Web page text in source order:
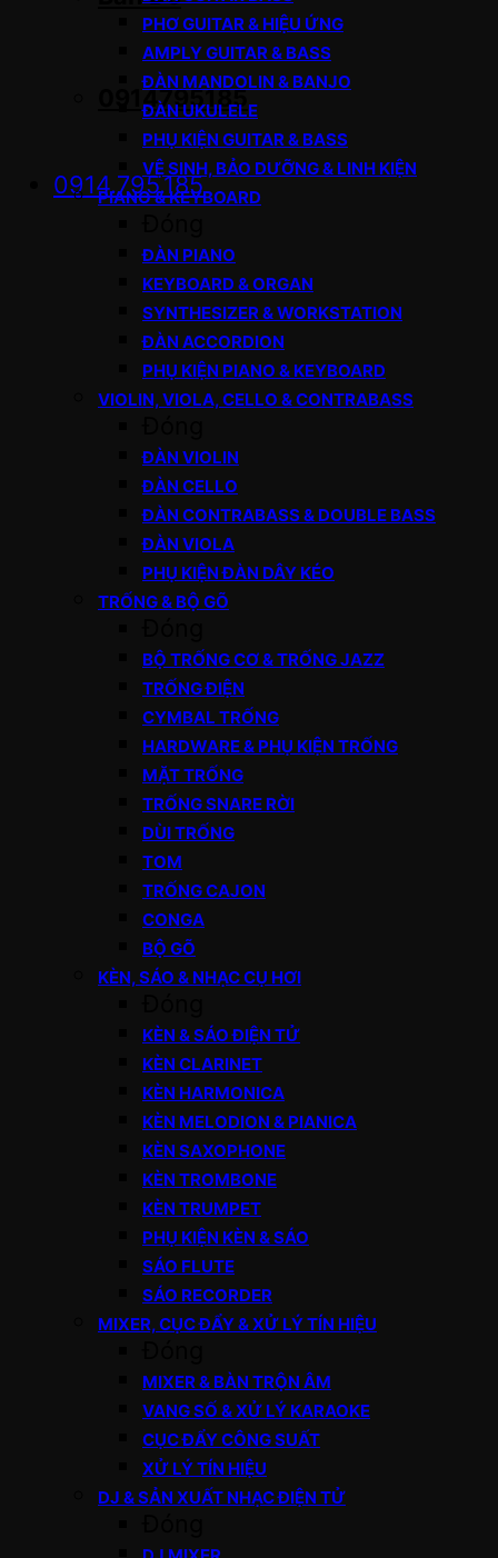
0914795185
0914.795.185
PHƠ GUITAR & HIỆU ỨNG
AMPLY GUITAR & BASS
ĐÀN MANDOLIN & BANJO
ĐÀN UKULELE
PHỤ KIỆN GUITAR & BASS
VỆ SINH, BẢO DƯỠNG & LINH KIỆN
PIANO & KEYBOARD
ĐÀN PIANO
KEYBOARD & ORGAN
SYNTHESIZER & WORKSTATION
ĐÀN ACCORDION
PHỤ KIỆN PIANO & KEYBOARD
VIOLIN, VIOLA, CELLO & CONTRABASS
ĐÀN VIOLIN
ĐÀN CELLO
ĐÀN CONTRABASS & DOUBLE BASS
ĐÀN VIOLA
PHỤ KIỆN ĐÀN DÂY KÉO
TRỐNG & BỘ GÕ
BỘ TRỐNG CƠ & TRỐNG JAZZ
TRỐNG ĐIỆN
CYMBAL TRỐNG
HARDWARE & PHỤ KIỆN TRỐNG
MẶT TRỐNG
TRỐNG SNARE RỜI
DÙI TRỐNG
TOM
TRỐNG CAJON
CONGA
BỘ GÕ
KÈN, SÁO & NHẠC CỤ HƠI
KÈN & SÁO ĐIỆN TỬ
KÈN CLARINET
KÈN HARMONICA
KÈN MELODION & PIANICA
KÈN SAXOPHONE
KÈN TROMBONE
KÈN TRUMPET
PHỤ KIỆN KÈN & SÁO
SÁO FLUTE
SÁO RECORDER
MIXER, CỤC ĐẨY & XỬ LÝ TÍN HIỆU
MIXER & BÀN TRỘN ÂM
VANG SỐ & XỬ LÝ KARAOKE
CỤC ĐẨY CÔNG SUẤT
XỬ LÝ TÍN HIỆU
DJ & SẢN XUẤT NHẠC ĐIỆN TỬ